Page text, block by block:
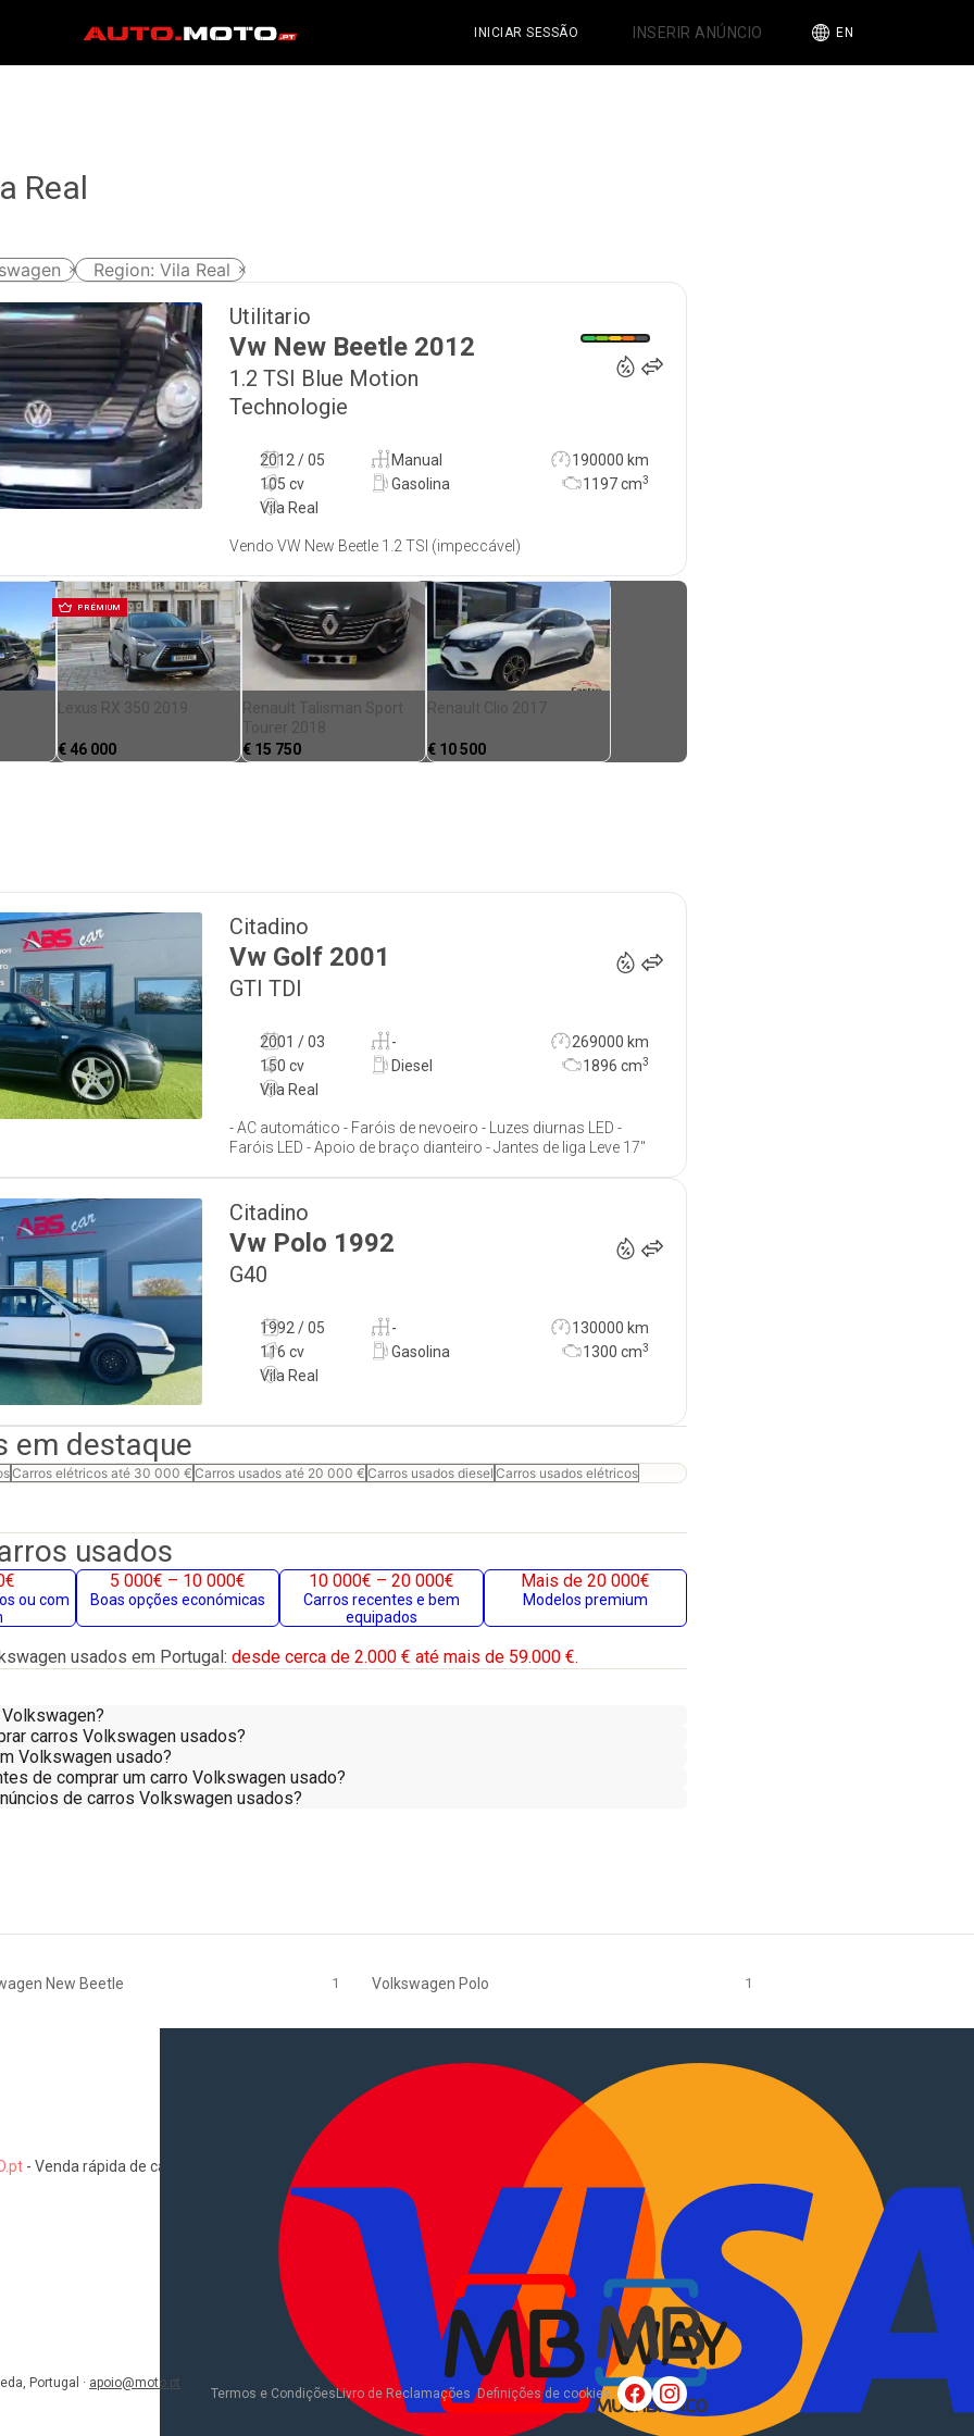
INICIAR SESSÃO INSERIR ANÚNCIO EN
Real
Region: Vila Real
Utilitario
Vw New Beetle 2012
1.2 TSI Blue Motion
Technologie
2012 / 05 Manual
190000 km
105 cv
Gasolina 1197cm3
Vila Real
Vendo VW New Beetle 1.2 TSI (impeccável)
PRÉMIUM
Lexus RX 350 2019
€ 46 000
Renault Talisman Sport
Tourer 2018
€ 15 750
Renault Clio 2017
€ 10 500
Citadino
Vw Golf 2001
GTI TDI
2001 / 03 -
269000 km
150 cv
Diesel 1896 cm3
Vila Real
- AC automático - Faróis de nevoeiro - Luzes diurnas LED -
Faróis LED - Apoio de braço dianteiro - Jantes de liga Leve 17"
Citadino
Vw Polo 1992
G40
1992 / 05 -
130000 km
116 cv
Gasolina 1300 cm3
Vila Real
em destaque
Carros elétricos até 30 000 € Carros usados até 20 000 € Carros usados diesel Carros usados elétricos
usados
ou com
5 000€ – 10 000€
Boas opções económicas
10 000€ – 20 000€
Carros recentes e bem
equipados
Mais de 20 000€
Modelos premium
usados em Portugal: desde cerca de 2.000 € até mais de 59.000 €.
carros Volkswagen usados?
Volkswagen usado?
de comprar um carro Volkswagen usado?
de carros Volkswagen usados?
New Beetle 1 Volkswagen Polo 1
- Venda rápida de carros, motas, comerciais, pesados, camiões, autocaravanas
Informações
Como comprar e vender
Pacotes de anúncios
Verificar VIN e matrícula
Sobre Nós
Portugal · apoio@moto.pt
Termos e Condições Livro de Reclamações Definições de cookies